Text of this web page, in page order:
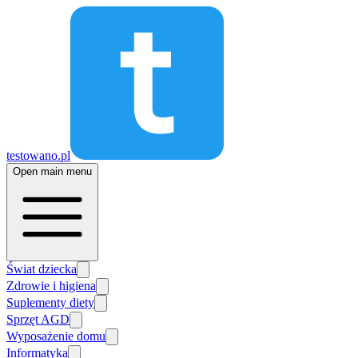
testowano.pl
Open main menu
Świat dziecka
Zdrowie i higiena
Suplementy diety
Sprzęt AGD
Wyposażenie domu
Informatyka